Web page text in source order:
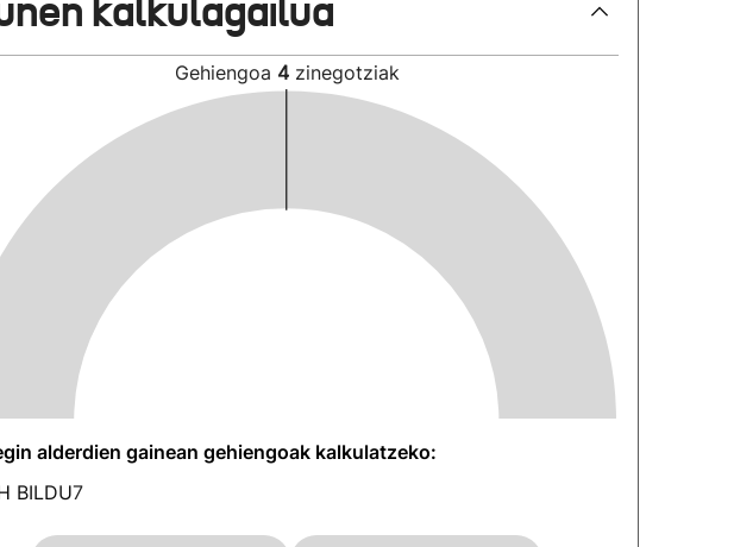
kalkulagailua
Gehiengoa 4 zinegotziak
alderdien gainean gehiengoak kalkulatzeko:
BILDU7